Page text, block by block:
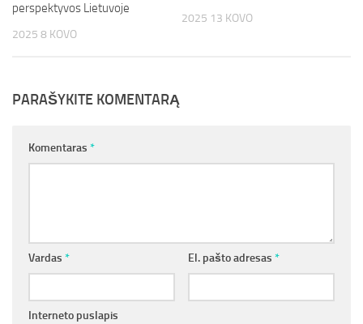
perspektyvos Lietuvoje
2025 8 KOVO
2025 13 KOVO
PARAŠYKITE KOMENTARĄ
Komentaras *
Vardas * El. pašto adresas *
Interneto puslapis